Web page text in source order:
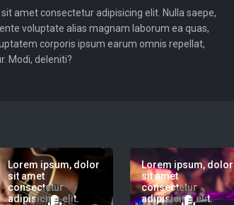
sit amet consectetur adipisicing elit. Nulla saepe,
voluptate alias magnam laborum ea quas,
corporis ipsum earum omnis repellat,
Modi, deleniti?
Lorem ipsum, dolor
sit amet
consectetur
adipisicing elit.
Lorem ipsum, dolor
sit amet
consectetur
adipisicing elit.